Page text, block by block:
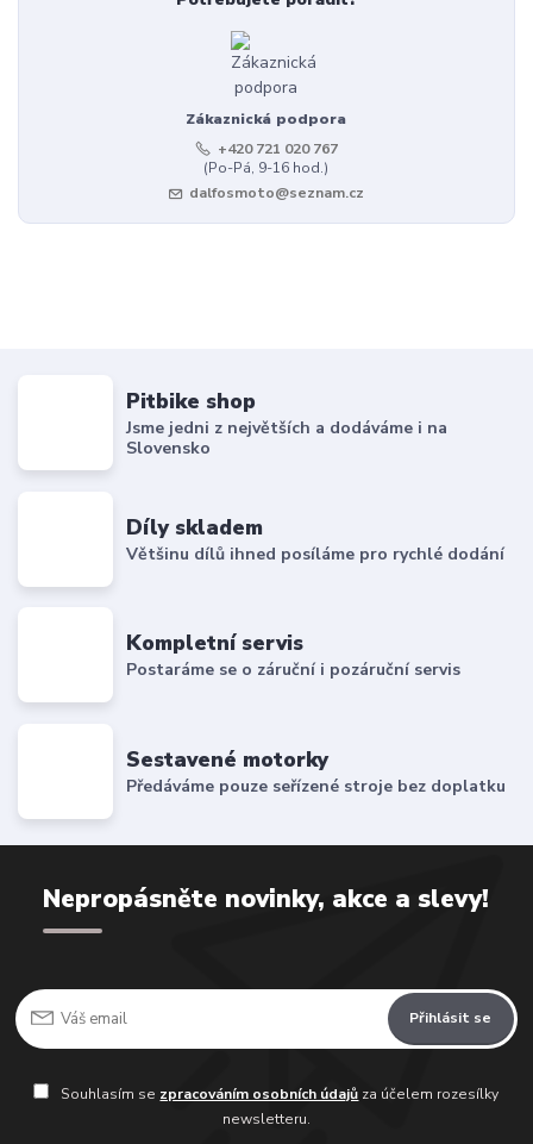
Zákaznická podpora
+420 721 020 767
(Po-Pá, 9-16 hod.)
dalfosmoto@seznam.cz
Pitbike shop
Jsme jedni z největších a dodáváme i na
Slovensko
Díly skladem
Většinu dílů ihned posíláme pro rychlé dodání
Kompletní servis
Postaráme se o záruční i pozáruční servis
Sestavené motorky
Předáváme pouze seřízené stroje bez doplatku
Nepropásněte novinky, akce a slevy!
Přihlásit se
Souhlasím se zpracováním osobních údajů za účelem rozesílky
newsletteru.